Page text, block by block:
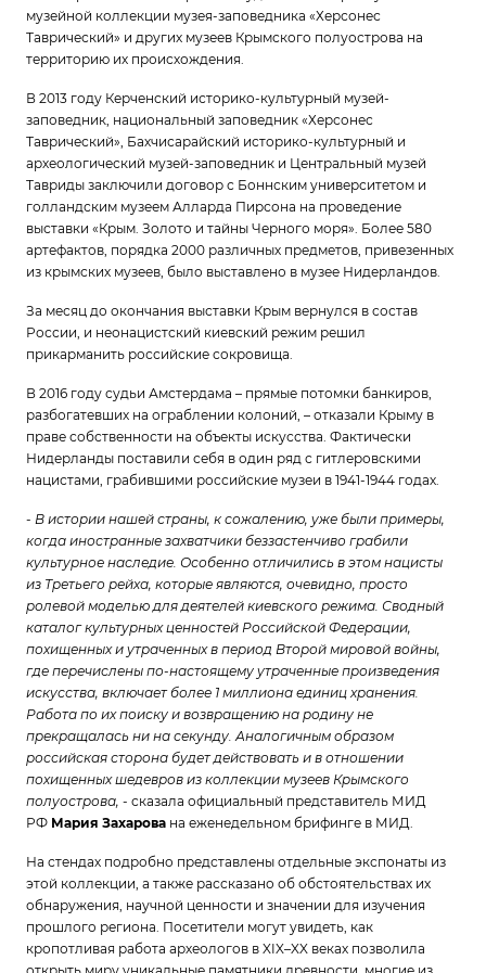
музейной коллекции музея-заповедника «Херсонес
Таврический» и других музеев Крымского полуострова на
территорию их происхождения.
В 2013 году Керченский историко-культурный музей-
заповедник, национальный заповедник «Херсонес
Таврический», Бахчисарайский историко-культурный и
археологический музей-заповедник и Центральный музей
Тавриды заключили договор с Боннским университетом и
голландским музеем Алларда Пирсона на проведение
выставки «Крым. Золото и тайны Черного моря». Более 580
артефактов, порядка 2000 различных предметов, привезенных
из крымских музеев, было выставлено в музее Нидерландов.
За месяц до окончания выставки Крым вернулся в состав
России, и неонацистский киевский режим решил
прикарманить российские сокровища.
В 2016 году судьи Амстердама – прямые потомки банкиров,
разбогатевших на ограблении колоний, – отказали Крыму в
праве собственности на объекты искусства. Фактически
Нидерланды поставили себя в один ряд с гитлеровскими
нацистами, грабившими российские музеи в 1941-1944 годах.
- В истории нашей страны, к сожалению, уже были примеры,
когда иностранные захватчики беззастенчиво грабили
культурное наследие. Особенно отличились в этом нацисты
из Третьего рейха, которые являются, очевидно, просто
ролевой моделью для деятелей киевского режима. Сводный
каталог культурных ценностей Российской Федерации,
похищенных и утраченных в период Второй мировой войны,
где перечислены по-настоящему утраченные произведения
искусства, включает более 1 миллиона единиц хранения.
Работа по их поиску и возвращению на родину не
прекращалась ни на секунду. Аналогичным образом
российская сторона будет действовать и в отношении
похищенных шедевров из коллекции музеев Крымского
полуострова, - сказала официальный представитель МИД
РФ Мария Захарова на еженедельном брифинге в МИД.
На стендах подробно представлены отдельные экспонаты из
этой коллекции, а также рассказано об обстоятельствах их
обнаружения, научной ценности и значении для изучения
прошлого региона. Посетители могут увидеть, как
кропотливая работа археологов в XIX–XX веках позволила